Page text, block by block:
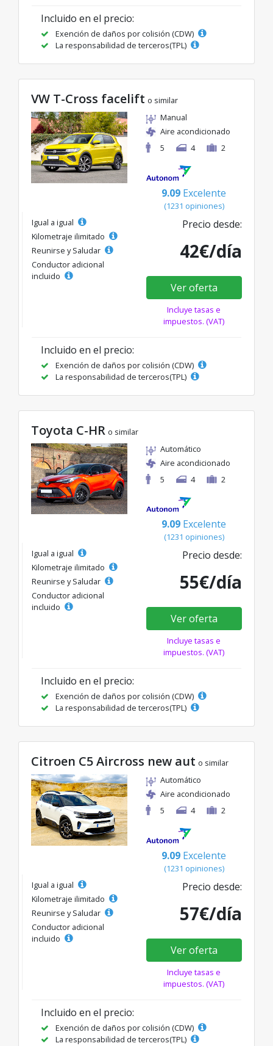
Incluido en el precio:
Exención de daños por colisión (CDW)
La responsabilidad de terceros(TPL)
VW T-Cross facelift o similar
Manual
Aire acondicionado
5
4 2
9.09 Excelente
(1231 opiniones)
Igual a igual
Kilometraje ilimitado
Reunirse y Saludar
Conductor adicional
incluido
Precio desde:
42€/día
Ver oferta
Incluye tasas e
impuestos. (VAT)
Incluido en el precio:
Exención de daños por colisión (CDW)
La responsabilidad de terceros(TPL)
Toyota C-HR o similar
Automático
Aire acondicionado
5
4 2
9.09 Excelente
(1231 opiniones)
Igual a igual
Kilometraje ilimitado
Reunirse y Saludar
Conductor adicional
incluido
Precio desde:
55€/día
Ver oferta
Incluye tasas e
impuestos. (VAT)
Incluido en el precio:
Exención de daños por colisión (CDW)
La responsabilidad de terceros(TPL)
Citroen C5 Aircross new aut o similar
Automático
Aire acondicionado
5
4 2
9.09 Excelente
(1231 opiniones)
Igual a igual
Kilometraje ilimitado
Reunirse y Saludar
Conductor adicional
incluido
Precio desde:
57€/día
Ver oferta
Incluye tasas e
impuestos. (VAT)
Incluido en el precio:
Exención de daños por colisión (CDW)
La responsabilidad de terceros(TPL)